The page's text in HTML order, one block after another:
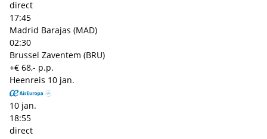
direct
17:45
Madrid Barajas (MAD)
02:30
Brussel Zaventem (BRU)
+€ 68,- p.p.
Heenreis 10 jan.
10 jan.
18:55
direct